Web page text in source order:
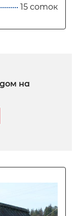
15 соток
на